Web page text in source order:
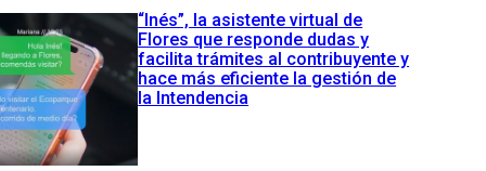
“Inés”, la asistente virtual de
Flores que responde dudas y
facilita trámites al contribuyente y
hace más eficiente la gestión de
la Intendencia